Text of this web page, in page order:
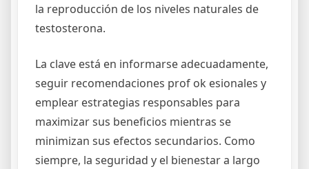
la reproducción de los niveles naturales de
testosterona.
La clave está en informarse adecuadamente,
seguir recomendaciones prof ok esionales y
emplear estrategias responsables para
maximizar sus beneficios mientras se
minimizan sus efectos secundarios. Como
siempre, la seguridad y el bienestar a largo